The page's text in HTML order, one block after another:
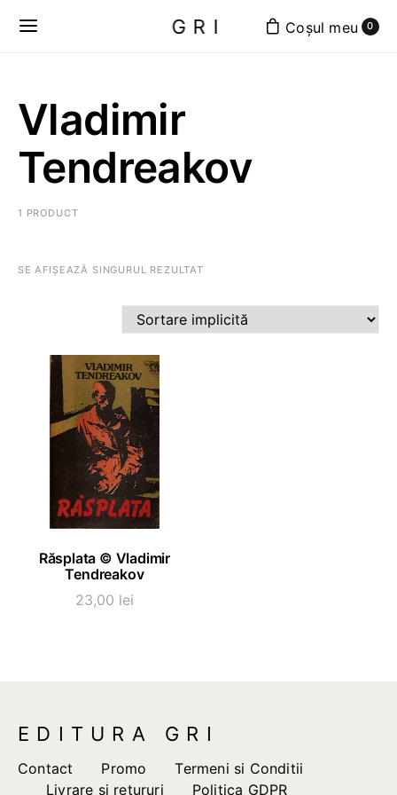
GRI 0
Vladimir
Tendreakov
1 PRODUCT
SE AFIȘEAZĂ SINGURUL REZULTAT
ADAUGĂ ÎN COȘ
Răsplata © Vladimir
Tendreakov
23,00 lei
EDITURA GRI
Contact Promo
Termeni si Conditii
Livrare si retururi
Politica GDPR